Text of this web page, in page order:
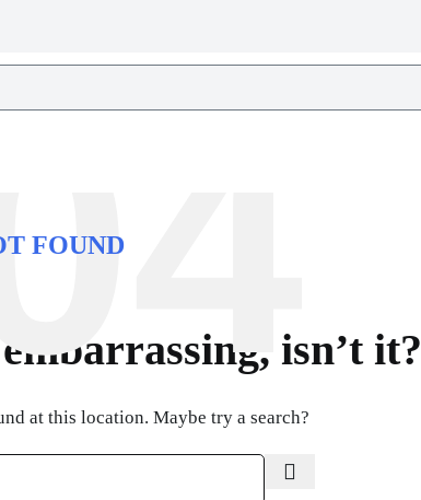
FOUND
isn’t it?
at this location. Maybe try a search?